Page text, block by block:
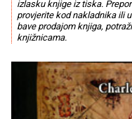
izlasku knjige iz tiska.
provjerite kod nakladnika ili
bave prodajom knjiga,
knjižnicama.